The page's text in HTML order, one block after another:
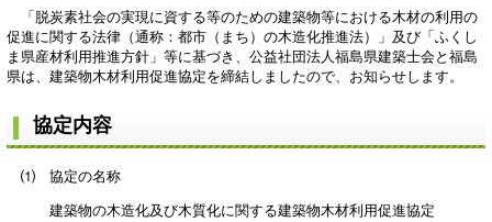
「脱炭素社会の実現に資する等のための建築物等における木材の利用の
促進に関する法律（通称：都市（まち）の木造化推進法）」及び「ふくし
ま県産材利用推進方針」等に基づき、公益社団法人福島県建築士会と福島
県は、建築物木材利用促進協定を締結しましたので、お知らせします。
協定内容
⑴ 協定の名称
建築物の木造化及び木質化に関する建築物木材利用促進協定